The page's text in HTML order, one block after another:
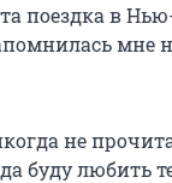
поездка в
мне
не
буду любить